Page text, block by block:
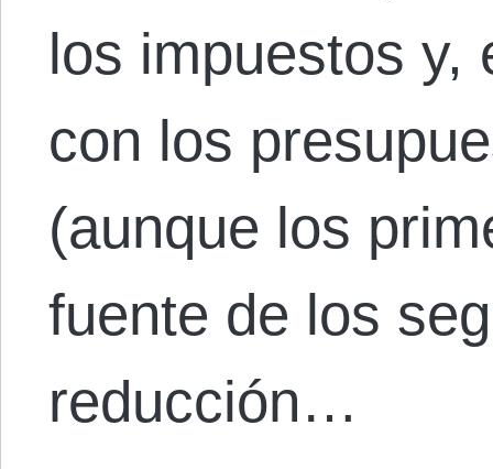
los impuestos y,
con los
(aunque los
fuente de los
reducción…